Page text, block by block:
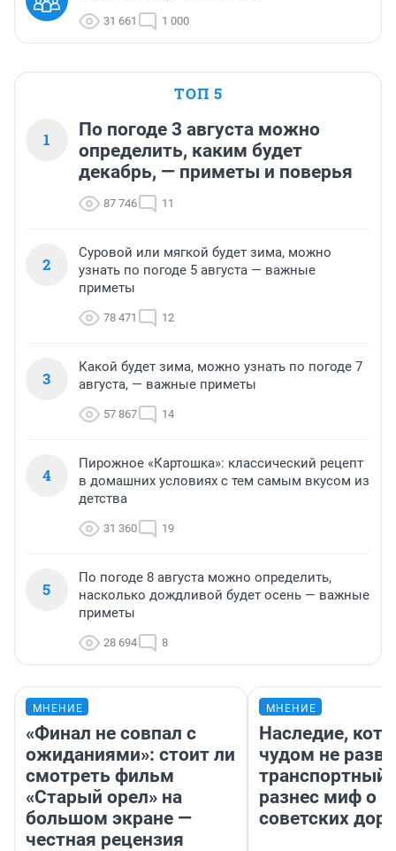
31 661 1 000
ТОП 5
1
По погоде 3 августа можно
определить, каким будет
декабрь, — приметы и поверья
87 746 11
2
Суровой или мягкой будет зима, можно
узнать по погоде 5 августа — важные
приметы
78 471 12
3
Какой будет зима, можно узнать по погоде 7
августа, — важные приметы
57 867 14
4
Пирожное «Картошка»: классический рецепт
в домашних условиях с тем самым вкусом из
детства
31 360 19
5
По погоде 8 августа можно определить,
насколько дождливой будет осень — важные
приметы
28 694 8
МНЕНИЕ
«Финал не совпал с
ожиданиями»: стоит ли
смотреть фильм
«Старый орел» на
большом экране —
честная рецензия
МНЕНИЕ
Наследие,
чудом не
транспортный
разнес миф о
советских